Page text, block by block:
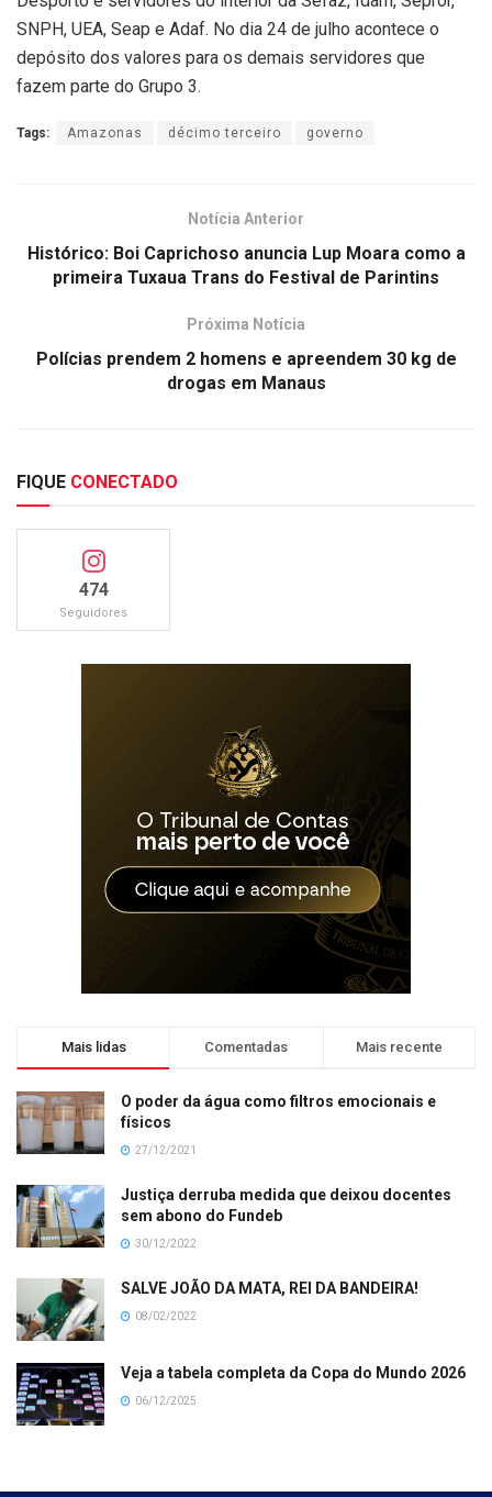
SNPH, UEA, Seap e Adaf. No dia 24 de julho acontece o
depósito dos valores para os demais servidores que
fazem parte do Grupo 3.
Tags: Amazonas décimo terceiro governo
Notícia Anterior
Histórico: Boi Caprichoso anuncia Lup Moara como a
primeira Tuxaua Trans do Festival de Parintins
Próxima Notícia
Polícias prendem 2 homens e apreendem 30 kg de
drogas em Manaus
FIQUE CONECTADO
474
Seguidores
Mais lidas Comentadas Mais recente
O poder da água como filtros emocionais e
físicos
27/12/2021
Justiça derruba medida que deixou docentes
sem abono do Fundeb
30/12/2022
SALVE JOÃO DA MATA, REI DA BANDEIRA!
08/02/2022
Veja a tabela completa da Copa do Mundo 2026
06/12/2025